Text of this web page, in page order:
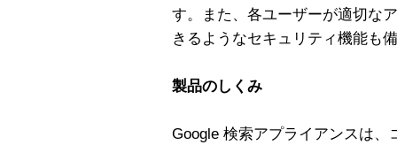
す。また、各ユーザーが適切な
きるようなセキュリティ機能も
製品のしくみ
Google 検索アプライアンスは